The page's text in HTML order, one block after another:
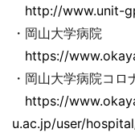
http://www.unit-
・岡山大学病院
https://
・岡山大学病院コ
https://
u.ac.jp/user/